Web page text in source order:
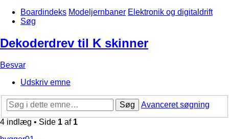
Boardindeks Modeljernbaner Elektronik og digitaldrift
Søg
Dekoderdrev til K skinner
Besvar
Udskriv emne
Søg
Avanceret søgning
4 indlæg • Side 1 af 1